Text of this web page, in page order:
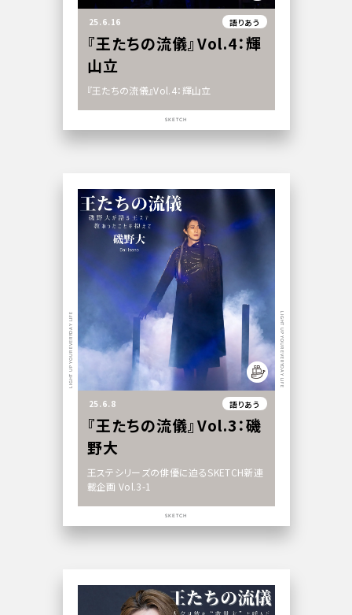
25.6.16 語りあう
『王たちの流儀』Vol.4：輝
山立
『王たちの流儀』Vol.4：輝山立
SKETCH
25.6.8 語りあう
『王たちの流儀』Vol.3：磯
野大
王ステシリーズの俳優に迫るSKETCH新連
載企画 Vol.3-1
LIGHT UP YOUR EVERYDAY LIFE LIGHT UP YOUR EVERYDAY LIFE
SKETCH